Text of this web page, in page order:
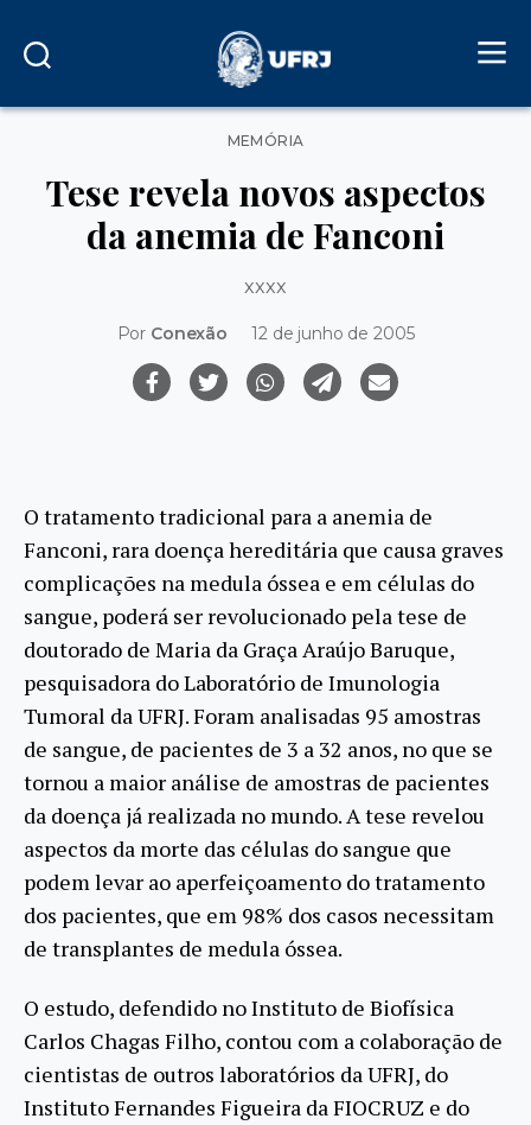
Categorias
MEMÓRIA
Tese revela novos aspectos
da anemia de Fanconi
xxxx
Por Conexão 12 de junho de 2005
O tratamento tradicional para a anemia de
Fanconi, rara doença hereditária que causa graves
complicações na medula óssea e em células do
sangue, poderá ser revolucionado pela tese de
doutorado de Maria da Graça Araújo Baruque,
pesquisadora do Laboratório de Imunologia
Tumoral da UFRJ. Foram analisadas 95 amostras
de sangue, de pacientes de 3 a 32 anos, no que se
tornou a maior análise de amostras de pacientes
da doença já realizada no mundo. A tese revelou
aspectos da morte das células do sangue que
podem levar ao aperfeiçoamento do tratamento
dos pacientes, que em 98% dos casos necessitam
de transplantes de medula óssea.
O estudo, defendido no Instituto de Biofísica
Carlos Chagas Filho, contou com a colaboração de
cientistas de outros laboratórios da UFRJ, do
Instituto Fernandes Figueira da FIOCRUZ e do